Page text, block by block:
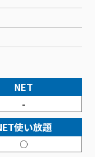
ビス料⾦表
プ
NET
-
使い放題
○